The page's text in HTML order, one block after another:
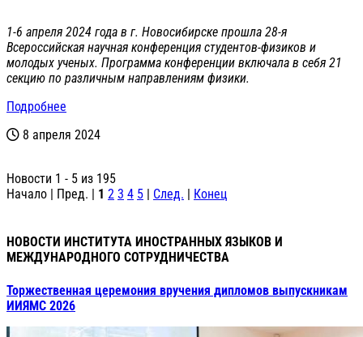
1-6 апреля 2024 года в г. Новосибирске прошла 28-я
Всероссийская научная конференция студентов-физиков и
молодых ученых. Программа конференции включала в себя 21
секцию по различным направлениям физики.
Подробнее
8 апреля 2024
Новости 1 - 5 из 195
Начало | Пред. | 1 2 3 4 5 | След. | Конец
НОВОСТИ ИНСТИТУТА ИНОСТРАННЫХ ЯЗЫКОВ И
МЕЖДУНАРОДНОГО СОТРУДНИЧЕСТВА
Торжественная церемония вручения дипломов выпускникам
ИИЯМС 2026